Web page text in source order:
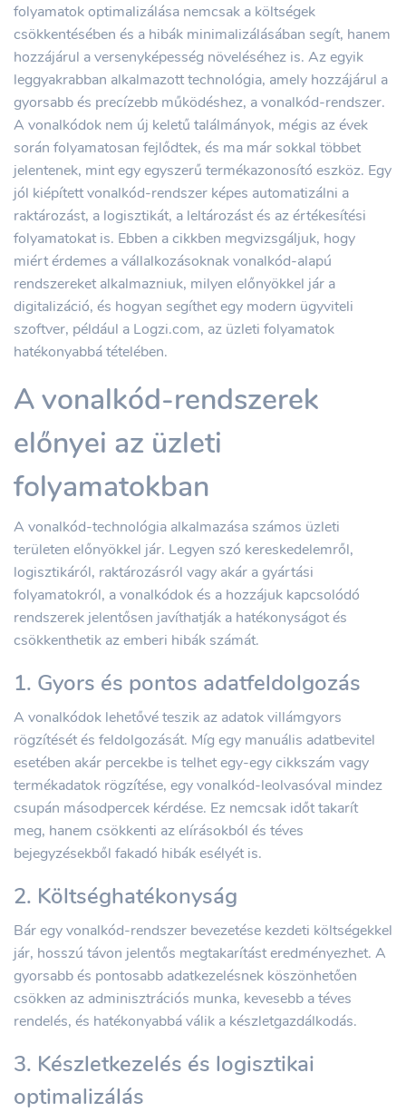
folyamatok optimalizálása nemcsak a költségek
csökkentésében és a hibák minimalizálásában segít, hanem
hozzájárul a versenyképesség növeléséhez is. Az egyik
leggyakrabban alkalmazott technológia, amely hozzájárul a
gyorsabb és precízebb működéshez, a vonalkód-rendszer.
A vonalkódok nem új keletű találmányok, mégis az évek
során folyamatosan fejlődtek, és ma már sokkal többet
jelentenek, mint egy egyszerű termékazonosító eszköz. Egy
jól kiépített vonalkód-rendszer képes automatizálni a
raktározást, a logisztikát, a leltározást és az értékesítési
folyamatokat is. Ebben a cikkben megvizsgáljuk, hogy
miért érdemes a vállalkozásoknak vonalkód-alapú
rendszereket alkalmazniuk, milyen előnyökkel jár a
digitalizáció, és hogyan segíthet egy modern ügyviteli
szoftver, például a Logzi.com, az üzleti folyamatok
hatékonyabbá tételében.
A vonalkód-rendszerek
előnyei az üzleti
folyamatokban
A vonalkód-technológia alkalmazása számos üzleti
területen előnyökkel jár. Legyen szó kereskedelemről,
logisztikáról, raktározásról vagy akár a gyártási
folyamatokról, a vonalkódok és a hozzájuk kapcsolódó
rendszerek jelentősen javíthatják a hatékonyságot és
csökkenthetik az emberi hibák számát.
1. Gyors és pontos adatfeldolgozás
A vonalkódok lehetővé teszik az adatok villámgyors
rögzítését és feldolgozását. Míg egy manuális adatbevitel
esetében akár percekbe is telhet egy-egy cikkszám vagy
termékadatok rögzítése, egy vonalkód-leolvasóval mindez
csupán másodpercek kérdése. Ez nemcsak időt takarít
meg, hanem csökkenti az elírásokból és téves
bejegyzésekből fakadó hibák esélyét is.
2. Költséghatékonyság
Bár egy vonalkód-rendszer bevezetése kezdeti költségekkel
jár, hosszú távon jelentős megtakarítást eredményezhet. A
gyorsabb és pontosabb adatkezelésnek köszönhetően
csökken az adminisztrációs munka, kevesebb a téves
rendelés, és hatékonyabbá válik a készletgazdálkodás.
3. Készletkezelés és logisztikai
optimalizálás